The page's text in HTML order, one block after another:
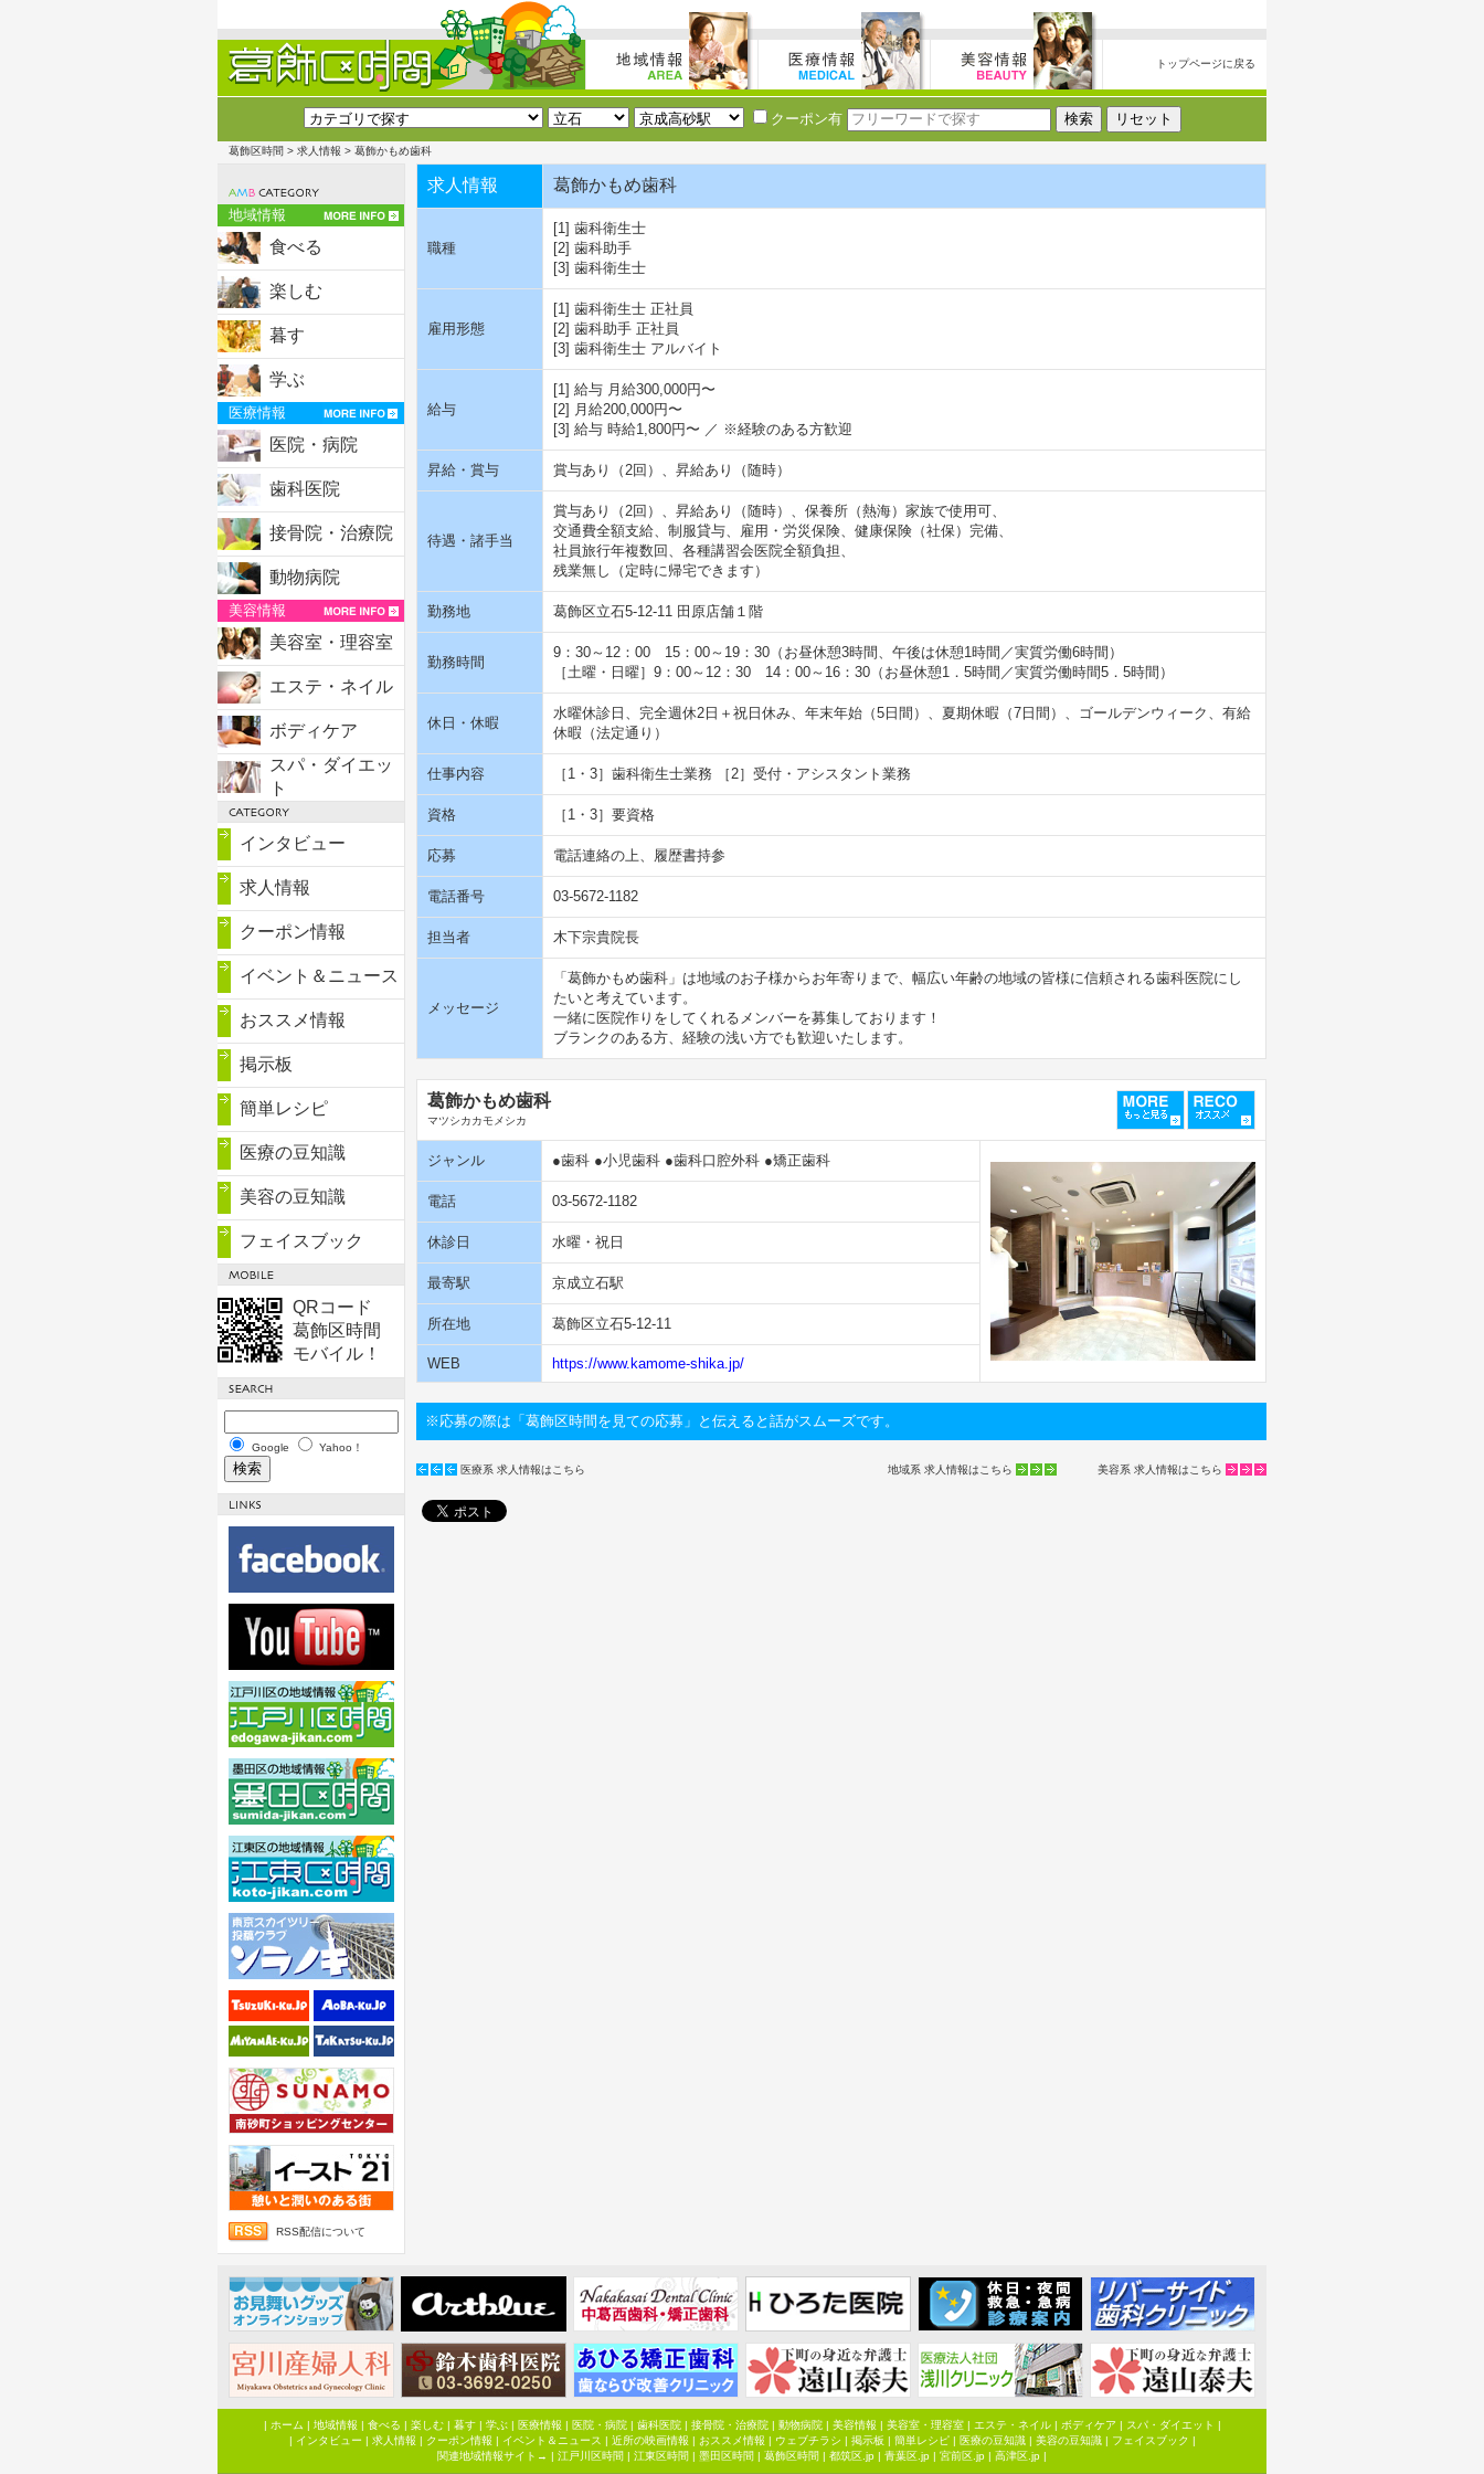
トップページに戻る
クーポン有
葛飾区時間 > 求人情報 > 葛飾かもめ歯科
地域情報
食べる
楽しむ
暮す
学ぶ
医療情報
医院・病院
歯科医院
接骨院・治療院
動物病院
美容情報
美容室・理容室
エステ・ネイル
ボディケア
スパ・ダイエッ
ト
インタビュー
求人情報
クーポン情報
イベント＆ニュース
おススメ情報
掲示板
簡単レシピ
医療の豆知識
美容の豆知識
フェイスブック
QRコード
葛飾区時間
モバイル！
Google Yahoo！
RSS配信について
求人情報 葛飾かもめ歯科
職種
[1] 歯科衛生士
[2] 歯科助手
[3] 歯科衛生士
雇用形態
[1] 歯科衛生士 正社員
[2] 歯科助手 正社員
[3] 歯科衛生士 アルバイト
給与
[1] 給与 月給300,000円〜
[2] 月給200,000円〜
[3] 給与 時給1,800円〜 ／ ※経験のある方歓迎
昇給・賞与 賞与あり（2回）、昇給あり（随時）
待遇・諸手当
賞与あり（2回）、昇給あり（随時）、保養所（熱海）家族で使用可、
交通費全額支給、制服貸与、雇用・労災保険、健康保険（社保）完備、
社員旅行年複数回、各種講習会医院全額負担、
残業無し（定時に帰宅できます）
勤務地 葛飾区立石5-12-11 田原店舗１階
勤務時間
9：30～12：00 15：00～19：30（お昼休憩3時間、午後は休憩1時間／実質労働6時間）
［土曜・日曜］9：00～12：30 14：00～16：30（お昼休憩1．5時間／実質労働時間5．5時間）
休日・休暇
水曜休診日、完全週休2日＋祝日休み、年末年始（5日間）、夏期休暇（7日間）、ゴールデンウィーク、有給
休暇（法定通り）
仕事内容 ［1・3］歯科衛生士業務 ［2］受付・アシスタント業務
資格 ［1・3］要資格
応募 電話連絡の上、履歴書持参
電話番号 03-5672-1182
担当者 木下宗貴院長
メッセージ
「葛飾かもめ歯科」は地域のお子様からお年寄りまで、幅広い年齢の地域の皆様に信頼される歯科医院にし
たいと考えています。
一緒に医院作りをしてくれるメンバーを募集しております！
ブランクのある方、経験の浅い方でも歓迎いたします。
葛飾かもめ歯科
マツシカカモメシカ
ジャンル ●歯科 ●小児歯科 ●歯科口腔外科 ●矯正歯科
電話 03-5672-1182
休診日 水曜・祝日
最寄駅 京成立石駅
所在地 葛飾区立石5-12-11
WEB https://www.kamome-shika.jp/
※応募の際は「葛飾区時間を見ての応募」と伝えると話がスムーズです。
医療系 求人情報はこちら 地域系 求人情報はこちら 美容系 求人情報はこちら
| ホーム | 地域情報 | 食べる | 楽しむ| 暮す| 学ぶ| 医療情報 | 医院・病院| 歯科医院| 接骨院・治療院| 動物病院| 美容情報 | 美容室・理容室| エステ・ネイル| ボディケア | スパ・ダイエット |
| インタビュー | 求人情報 | クーポン情報 | イベント＆ニュース | 近所の映画情報 | おススメ情報 | ウェブチラシ | 掲示板 | 簡単レシピ| 医療の豆知識| 美容の豆知識| フェイスブック |
関連地域情報サイト→ | 江戸川区時間 | 江東区時間 | 墨田区時間 | 葛飾区時間 | 都筑区.jp | 青葉区.jp | 宮前区.jp | 高津区.jp |